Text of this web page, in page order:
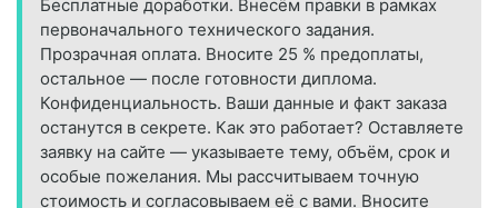
Бесплатные доработки. Внесём правки в рамках
первоначального технического задания.
Прозрачная оплата. Вносите 25 % предоплаты,
остальное — после готовности диплома.
Конфиденциальность. Ваши данные и факт заказа
останутся в секрете. Как это работает? Оставляете
заявку на сайте — указываете тему, объём, срок и
особые пожелания. Мы рассчитываем точную
стоимость и согласовываем её с вами. Вносите